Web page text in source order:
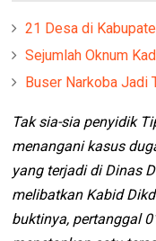
21 Desa di
Sejumlah Oknum
Buser Narkoba Jadi
Tak sia-sia penyidik
menangani kasus
yang terjadi di Dinas
melibatkan Kabid
buktinya, pertanggal